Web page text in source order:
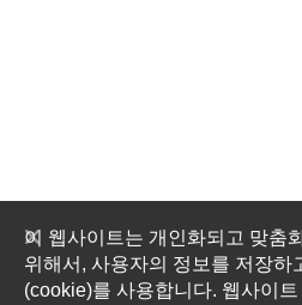
이 웹사이트는 개인화되고 맞춤
위해서, 사용자의 정보를 저장하
(cookie)를 사용합니다. 웹사이